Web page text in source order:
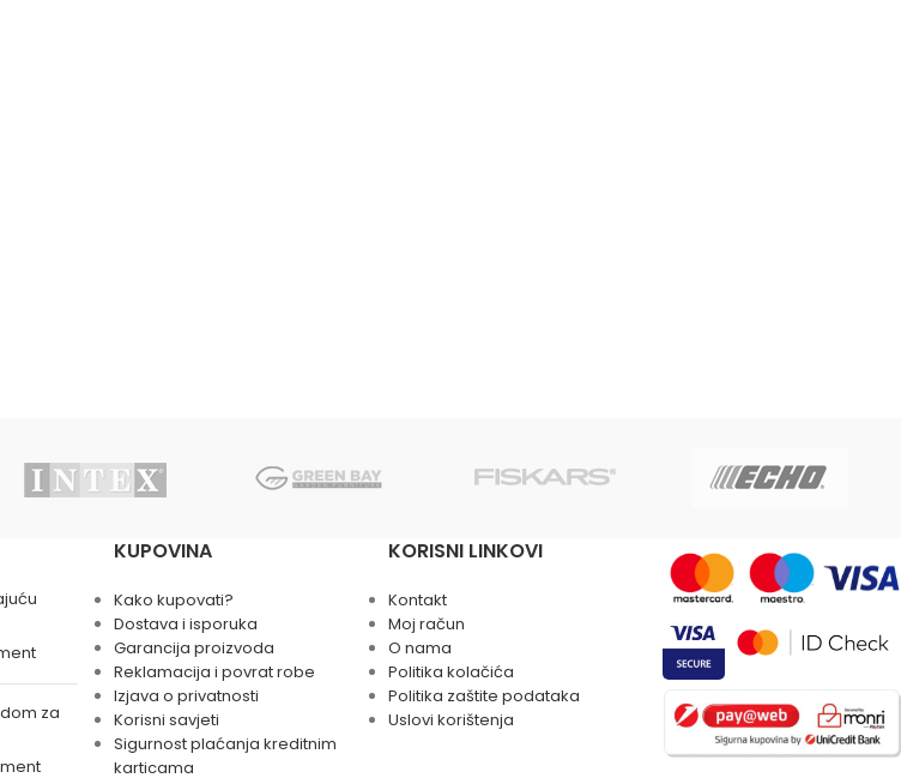
za
KUPOVINA
Kako kupovati?
Dostava i isporuka
Garancija proizvoda
Reklamacija i povrat robe
Izjava o privatnosti
Korisni savjeti
Sigurnost plaćanja kreditnim
karticama
KORISNI LINKOVI
Kontakt
Moj račun
O nama
Politika kolačića
Politika zaštite podataka
Uslovi korištenja